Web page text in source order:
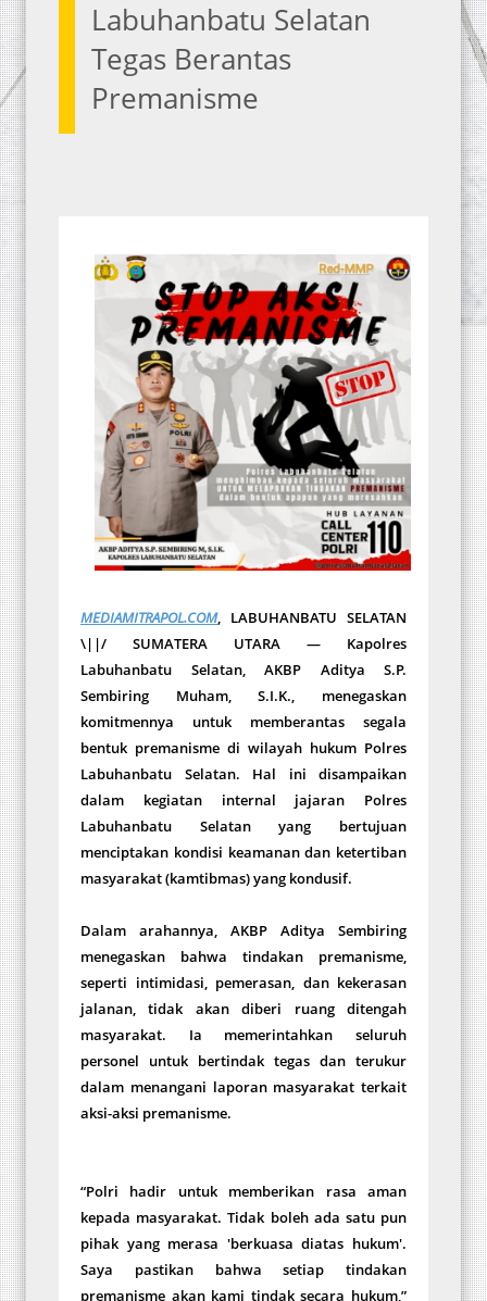
Labuhanbatu Selatan
Tegas Berantas
Premanisme
MEDIAMITRAPOL.COM, LABUHANBATU SELATAN
\||/ SUMATERA UTARA — Kapolres
Labuhanbatu Selatan, AKBP Aditya S.P.
Sembiring Muham, S.I.K., menegaskan
komitmennya untuk memberantas segala
bentuk premanisme di wilayah hukum Polres
Labuhanbatu Selatan. Hal ini disampaikan
dalam kegiatan internal jajaran Polres
Labuhanbatu Selatan yang bertujuan
menciptakan kondisi keamanan dan ketertiban
masyarakat (kamtibmas) yang kondusif.
Dalam arahannya, AKBP Aditya Sembiring
menegaskan bahwa tindakan premanisme,
seperti intimidasi, pemerasan, dan kekerasan
jalanan, tidak akan diberi ruang ditengah
masyarakat. Ia memerintahkan seluruh
personel untuk bertindak tegas dan terukur
dalam menangani laporan masyarakat terkait
aksi-aksi premanisme.
“Polri hadir untuk memberikan rasa aman
kepada masyarakat. Tidak boleh ada satu pun
pihak yang merasa 'berkuasa diatas hukum'.
Saya pastikan bahwa setiap tindakan
premanisme akan kami tindak secara hukum,”